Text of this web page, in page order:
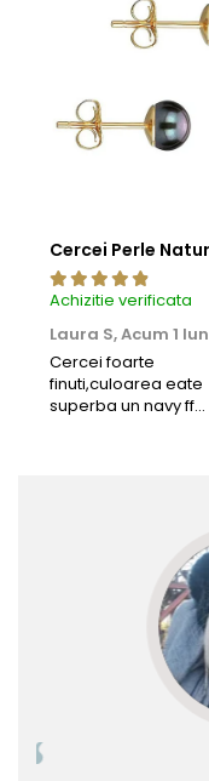
Achizitie verificata
Laura S,Acum 1
Cercei foarte
finuti,culoarea eate
superba un navy ff